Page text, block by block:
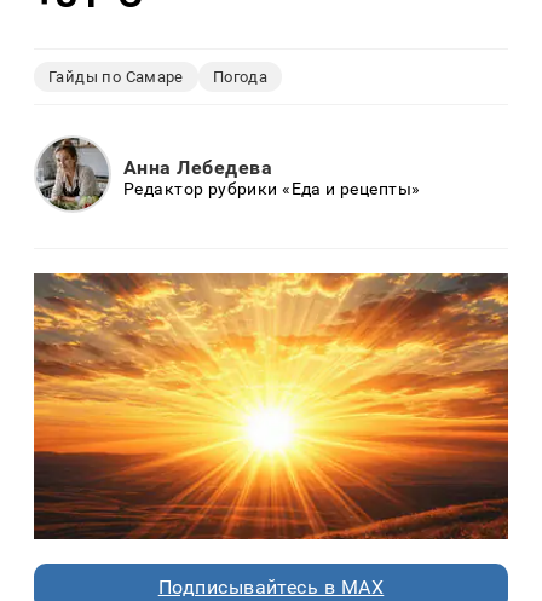
Гайды по Самаре Погода
Анна Лебедева
Редактор рубрики «Еда и рецепты»
Подписывайтесь в MAX